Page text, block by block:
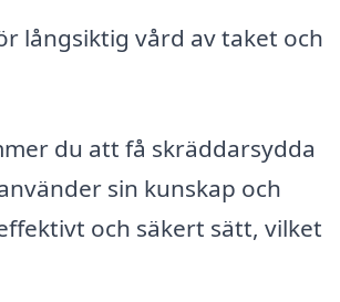
långsiktig vård av taket och
du att få skräddarsydda
sin kunskap och
och säkert sätt, vilket